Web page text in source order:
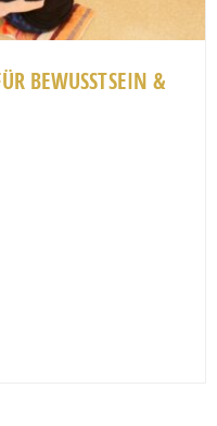
BEWUSSTSEIN &